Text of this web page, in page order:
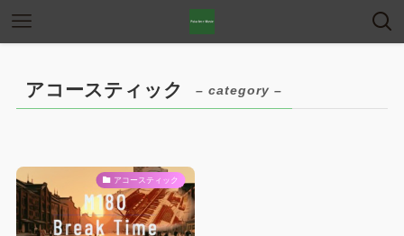
アコースティック – category –
アコースティック